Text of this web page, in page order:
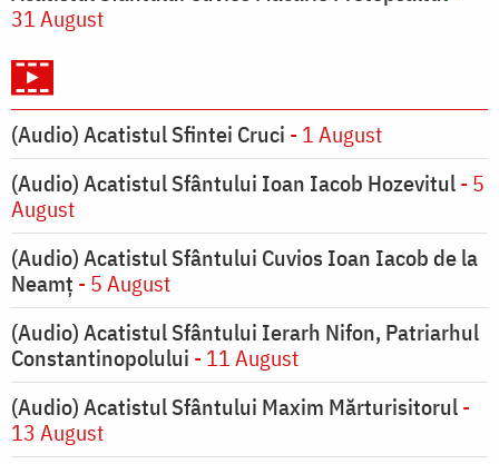
31 August
(Audio) Acatistul Sfintei Cruci - 1 August
(Audio) Acatistul Sfântului Ioan Iacob Hozevitul- 5
August
(Audio) Acatistul Sfântului Cuvios Ioan Iacob de la
Neamț - 5 August
(Audio) Acatistul Sfântului Ierarh Nifon, Patriarhul
Constantinopolului - 11 August
(Audio) Acatistul Sfântului Maxim Mărturisitorul-
13 August